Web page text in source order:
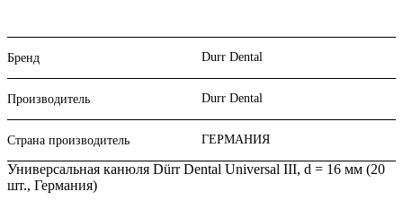
Бренд Durr Dental
Производитель Durr Dental
Страна производитель ГЕРМАНИЯ
Универсальная канюля Dürr Dental Universal III, d = 16 мм (20
шт., Германия)